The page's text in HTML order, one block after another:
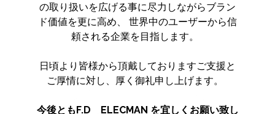
の取り扱いを広げる事に尽力しながらブラン
ド価値を更に高め、 世界中のユーザーから信
頼される企業を目指します。
日頃より皆様から頂戴しておりますご支援と
ご厚情に対し、厚く御礼申し上げます。
今後ともF.D ELECMAN を宜しくお願い致し